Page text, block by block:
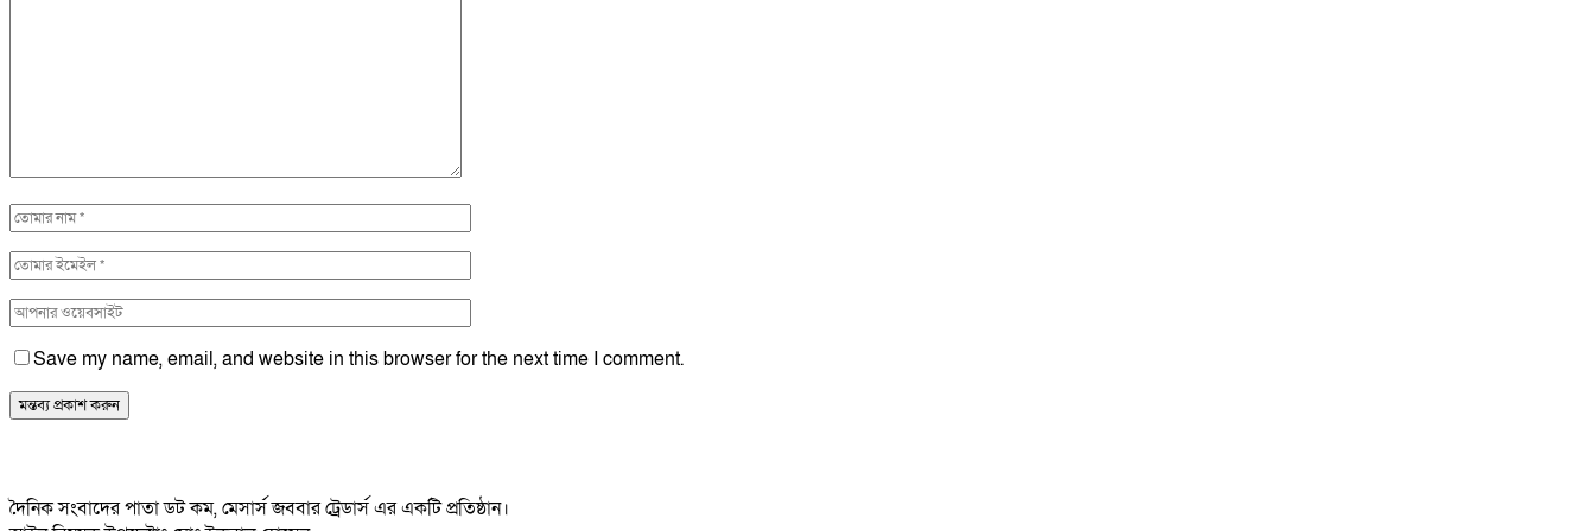
Save my name, email, and website in this browser for the next time I comment.
দৈনিক সংবাদের পাতা ডট কম, মেসার্স জববার ট্রেডার্স এর একটি প্রতিষ্ঠান।